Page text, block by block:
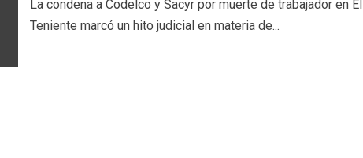
La condena a Codelco y Sacyr por muerte de trabajador en El
Teniente marcó un hito judicial en materia de...